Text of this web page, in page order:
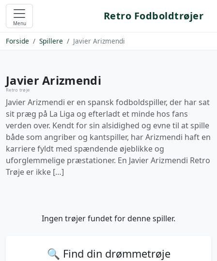
Menu
Retro Fodboldtrøjer
Forside Spillere Javier Arizmendi
Javier Arizmendi
Retro trøje
Javier Arizmendi er en spansk fodboldspiller, der har sat
sit præg på La Liga og efterladt et minde hos fans
verden over. Kendt for sin alsidighed og evne til at spille
både som angriber og kantspiller, har Arizmendi haft en
karriere fyldt med spændende øjeblikke og
uforglemmelige præstationer. En Javier Arizmendi Retro
Trøje er ikke […]
Ingen trøjer fundet for denne spiller.
🔍 Find din drømmetrøje